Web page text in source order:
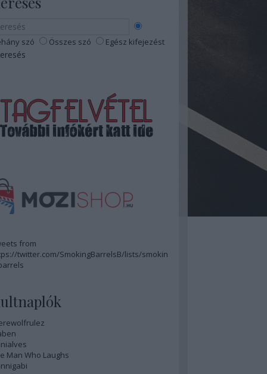
szó Összes szó Egész kifejezést
from
twitter.com/SmokingBarrelsB/lists/smokin
Man Who Laughs